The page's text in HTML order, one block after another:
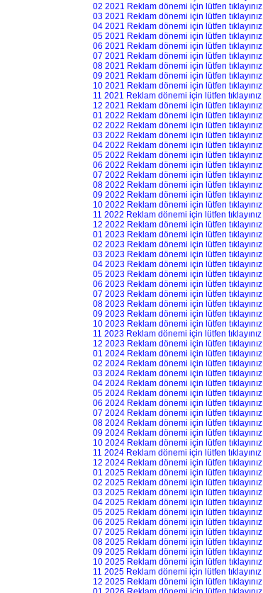
02 2021 Reklam dönemi için lütfen tıklayınız
03 2021 Reklam dönemi için lütfen tıklayınız
04 2021 Reklam dönemi için lütfen tıklayınız
05 2021 Reklam dönemi için lütfen tıklayınız
06 2021 Reklam dönemi için lütfen tıklayınız
07 2021 Reklam dönemi için lütfen tıklayınız
08 2021 Reklam dönemi için lütfen tıklayınız
09 2021 Reklam dönemi için lütfen tıklayınız
10 2021 Reklam dönemi için lütfen tıklayınız
11 2021 Reklam dönemi için lütfen tıklayınız
12 2021 Reklam dönemi için lütfen tıklayınız
01 2022 Reklam dönemi için lütfen tıklayınız
02 2022 Reklam dönemi için lütfen tıklayınız
03 2022 Reklam dönemi için lütfen tıklayınız
04 2022 Reklam dönemi için lütfen tıklayınız
05 2022 Reklam dönemi için lütfen tıklayınız
06 2022 Reklam dönemi için lütfen tıklayınız
07 2022 Reklam dönemi için lütfen tıklayınız
08 2022 Reklam dönemi için lütfen tıklayınız
09 2022 Reklam dönemi için lütfen tıklayınız
10 2022 Reklam dönemi için lütfen tıklayınız
11 2022 Reklam dönemi için lütfen tıklayınız
12 2022 Reklam dönemi için lütfen tıklayınız
01 2023 Reklam dönemi için lütfen tıklayınız
02 2023 Reklam dönemi için lütfen tıklayınız
03 2023 Reklam dönemi için lütfen tıklayınız
04 2023 Reklam dönemi için lütfen tıklayınız
05 2023 Reklam dönemi için lütfen tıklayınız
06 2023 Reklam dönemi için lütfen tıklayınız
07 2023 Reklam dönemi için lütfen tıklayınız
08 2023 Reklam dönemi için lütfen tıklayınız
09 2023 Reklam dönemi için lütfen tıklayınız
10 2023 Reklam dönemi için lütfen tıklayınız
11 2023 Reklam dönemi için lütfen tıklayınız
12 2023 Reklam dönemi için lütfen tıklayınız
01 2024 Reklam dönemi için lütfen tıklayınız
02 2024 Reklam dönemi için lütfen tıklayınız
03 2024 Reklam dönemi için lütfen tıklayınız
04 2024 Reklam dönemi için lütfen tıklayınız
05 2024 Reklam dönemi için lütfen tıklayınız
06 2024 Reklam dönemi için lütfen tıklayınız
07 2024 Reklam dönemi için lütfen tıklayınız
08 2024 Reklam dönemi için lütfen tıklayınız
09 2024 Reklam dönemi için lütfen tıklayınız
10 2024 Reklam dönemi için lütfen tıklayınız
11 2024 Reklam dönemi için lütfen tıklayınız
12 2024 Reklam dönemi için lütfen tıklayınız
01 2025 Reklam dönemi için lütfen tıklayınız
02 2025 Reklam dönemi için lütfen tıklayınız
03 2025 Reklam dönemi için lütfen tıklayınız
04 2025 Reklam dönemi için lütfen tıklayınız
05 2025 Reklam dönemi için lütfen tıklayınız
06 2025 Reklam dönemi için lütfen tıklayınız
07 2025 Reklam dönemi için lütfen tıklayınız
08 2025 Reklam dönemi için lütfen tıklayınız
09 2025 Reklam dönemi için lütfen tıklayınız
10 2025 Reklam dönemi için lütfen tıklayınız
11 2025 Reklam dönemi için lütfen tıklayınız
12 2025 Reklam dönemi için lütfen tıklayınız